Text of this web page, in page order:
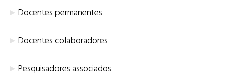
Docentes permanentes
Docentes colaboradores
Pesquisadores associados